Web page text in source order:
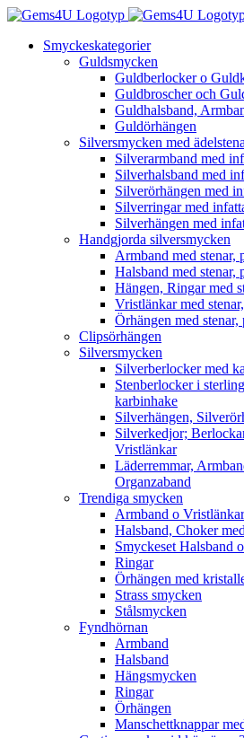
Fortsätt
innehålletSmyckeskategorier
Guldsmycken
Guldberlocker o
Guldbroscher och
Guldhalsband,
Guldörhängen
Silversmycken med
Silverarmband med
Silverhalsband med
Silverörhängen med
Silverringar med
Silverhängen med
Handgjorda silversmycken
Armband med stenar,
Halsband med stenar,
Hängen, Ringar med
Vristlänkar med
Örhängen med
Clipsörhängen
Silversmycken
Silverberlocker med
Stenberlocker i
karbinhake
Silverhängen,
Silverkedjor;
Vristlänkar
Läderremmar,
Organzaband
Trendiga smycken
Armband o
Halsband, Choker
Smyckeset Halsband
Ringar
Örhängen med
Strass smycken
Stålsmycken
Fyndhörnan
Armband
Halsband
Hängsmycken
Ringar
Örhängen
Manschettknappar